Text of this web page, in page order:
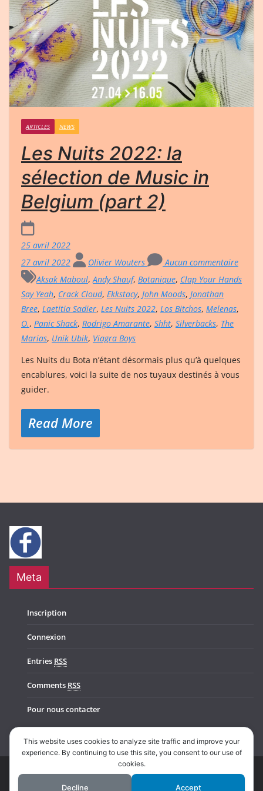
ARTICLES NEWS
Les Nuits 2022: la
sélection de Music in
Belgium (part 2)
25 avril 2022
27 avril 2022
Olivier Wouters
Aucun commentaire
Aksak Maboul,Andy Shauf, Botanique, Clap Your Hands
Say Yeah, Crack Cloud, Ekkstacy, John Moods, Jonathan
Bree, Laetitia Sadier, Les Nuits 2022, Los Bitchos, Melenas,
O., Panic Shack, Rodrigo Amarante, Shht, Silverbacks, The
Marias, Unik Ubik, Viagra Boys
Les Nuits du Bota n’étant désormais plus qu’à quelques
encablures, voici la suite de nos tuyaux destinés à vous
guider.
Read More
Meta
Inscription
Connexion
Entries RSS
Comments RSS
Pour nous contacter
Copyright © 2026Music In Belgium. All rights reserved.
This website uses cookies to analyze site traffic and improve your
experience. By continuing to use this site, you consent to our use of
cookies.
Decline Accept